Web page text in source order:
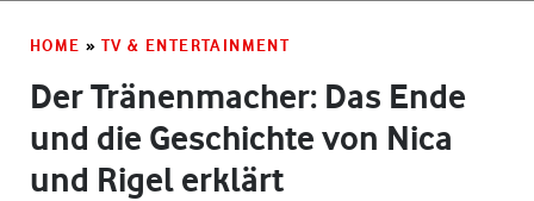
HOME » TV & ENTERTAINMENT
Der Tränenmacher: Das Ende
und die Geschichte von Nica
und Rigel erklärt